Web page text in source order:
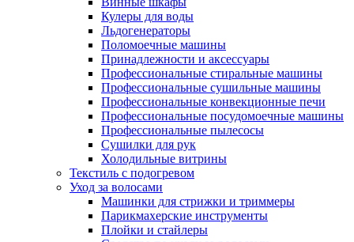
Кулеры для воды
Льдогенераторы
Поломоечные машины
Принадлежности и аксессуары
Профессиональные стиральные машины
Профессиональные сушильные машины
Профессиональные конвекционные печи
Профессиональные посудомоечные машины
Профессиональные пылесосы
Сушилки для рук
Холодильные витрины
Текстиль с подогревом
Уход за волосами
Машинки для стрижки и триммеры
Парикмахерские инструменты
Плойки и стайлеры